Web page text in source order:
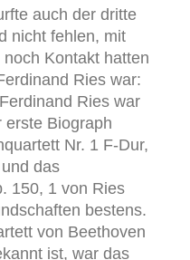
auch der dritte
nicht fehlen, mit
Kontakt hatten
Ries war:
Ries war
erste Biograph
Nr. 1 F-Dur,
das
150, 1 von Ries
bestens.
von Beethoven
ist, war das